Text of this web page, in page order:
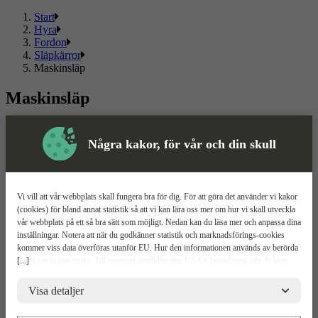
Några kakor, för vår och din skull
[...]
Vi vill att vår webbplats skall fungera bra för dig. För att göra det använder vi kakor
(cookies) för bland annat statistik så att vi kan lära oss mer om hur vi skall utveckla
vår webbplats på ett så bra sätt som möjligt. Nedan kan du läsa mer och anpassa dina
inställningar. Notera att när du godkänner statistik och marknadsförings-cookies
kommer viss data överföras utanför EU. Hur den informationen används av berörda
bolag vet vi inte exakt. Till exempel uppfyller inte USA:s lagstiftning alla de krav
risker för dina personuppgifter. De berörda bolagen måste lämna över uppgifter till
brottsbekämpande myndigheter i USA om de får en sådan begäran. Det kan dock
Visa detaljer
Start
Hyra
Fordon
Släpkärror
Maskinsläp
Maskinsläp
Välj mellan flera olika maskinsläp och kända märken. Här hittar du
ett sortiment som passar både privat och proffs.
Om ToolPal
Om oss
5 enkla steg
Bli kund
Vattenrening
ToolPal To Go